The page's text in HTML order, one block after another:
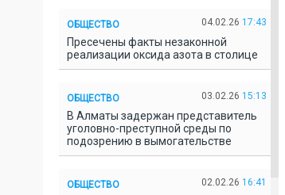
ОБЩЕСТВО 04.02.26 17:43
Пресечены факты незаконной
реализации оксида азота в столице
ОБЩЕСТВО 03.02.26 15:13
В Алматы задержан представитель
уголовно-преступной среды по
подозрению в вымогательстве
ОБЩЕСТВО 02.02.26 16:41